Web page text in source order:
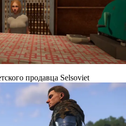
продавца Selsoviet